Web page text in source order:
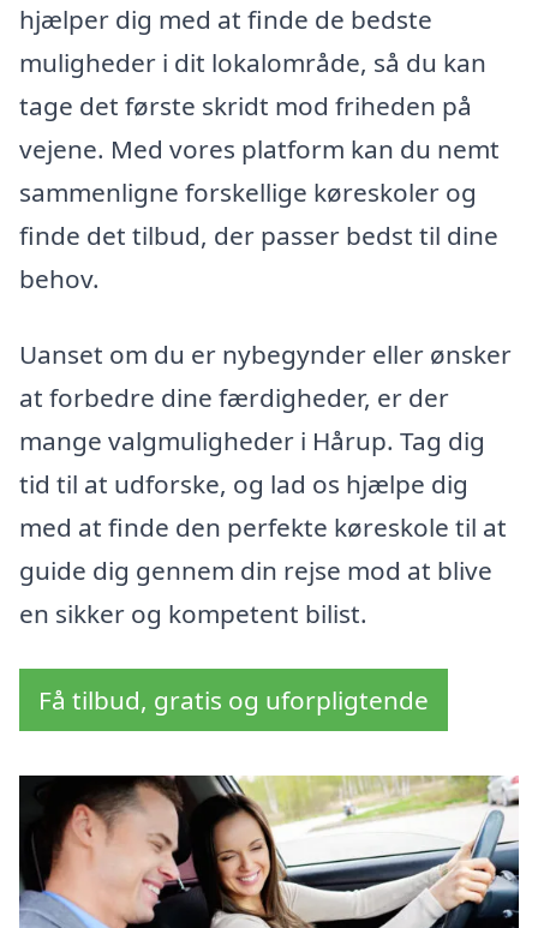
hjælper dig med at finde de bedste
muligheder i dit lokalområde, så du kan
tage det første skridt mod friheden på
vejene. Med vores platform kan du nemt
sammenligne forskellige køreskoler og
finde det tilbud, der passer bedst til dine
behov.
Uanset om du er nybegynder eller ønsker
at forbedre dine færdigheder, er der
mange valgmuligheder i Hårup. Tag dig
tid til at udforske, og lad os hjælpe dig
med at finde den perfekte køreskole til at
guide dig gennem din rejse mod at blive
en sikker og kompetent bilist.
Få tilbud, gratis og uforpligtende